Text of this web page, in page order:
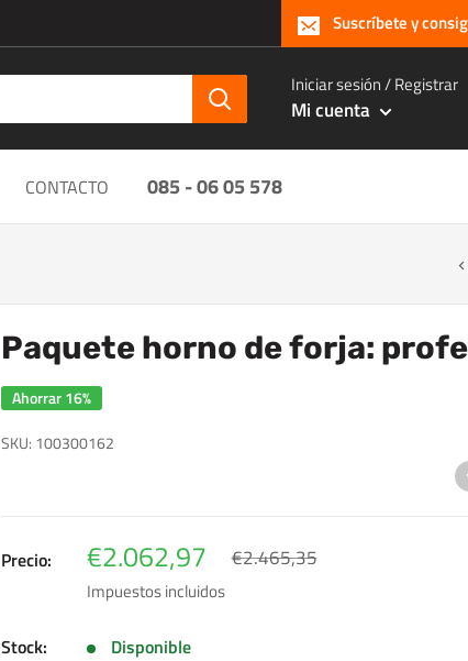
Suscríbete y
Iniciar sesión / Registrar
Mi cuenta
CONTACTO 085 - 06 05 578
Paquete horno de forja:
Ahorrar 16%
SKU: 100300162
Precio: Precio
de
venta
€2.062,97 Precio
habitual
€2.465,35
Impuestos incluidos
Stock: Disponible